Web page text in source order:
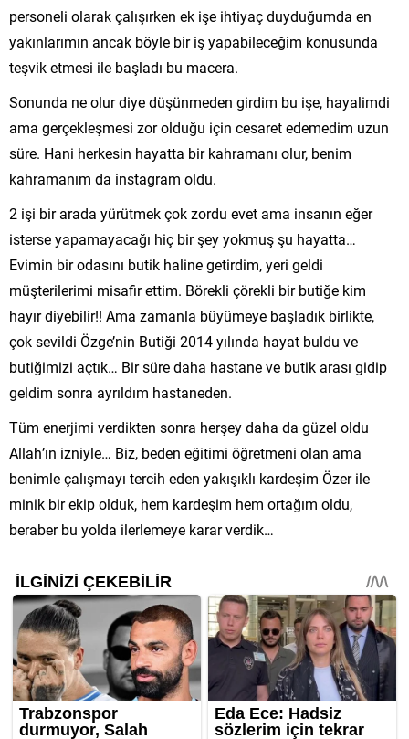
personeli olarak çalışırken ek işe ihtiyaç duyduğumda en
yakınlarımın ancak böyle bir iş yapabileceğim konusunda
teşvik etmesi ile başladı bu macera.
Sonunda ne olur diye düşünmeden girdim bu işe, hayalimdi
ama gerçekleşmesi zor olduğu için cesaret edemedim uzun
süre. Hani herkesin hayatta bir kahramanı olur, benim
kahramanım da instagram oldu.
2 işi bir arada yürütmek çok zordu evet ama insanın eğer
isterse yapamayacağı hiç bir şey yokmuş şu hayatta…
Evimin bir odasını butik haline getirdim, yeri geldi
müşterilerimi misafir ettim. Börekli çörekli bir butiğe kim
hayır diyebilir!! Ama zamanla büyümeye başladık birlikte,
çok sevildi Özge’nin Butiği 2014 yılında hayat buldu ve
butiğimizi açtık… Bir süre daha hastane ve butik arası gidip
geldim sonra ayrıldım hastaneden.
Tüm enerjimi verdikten sonra herşey daha da güzel oldu
Allah’ın izniyle… Biz, beden eğitimi öğretmeni olan ama
benimle çalışmayı tercih eden yakışıklı kardeşim Özer ile
minik bir ekip olduk, hem kardeşim hem ortağım oldu,
beraber bu yolda ilerlemeye karar verdik…